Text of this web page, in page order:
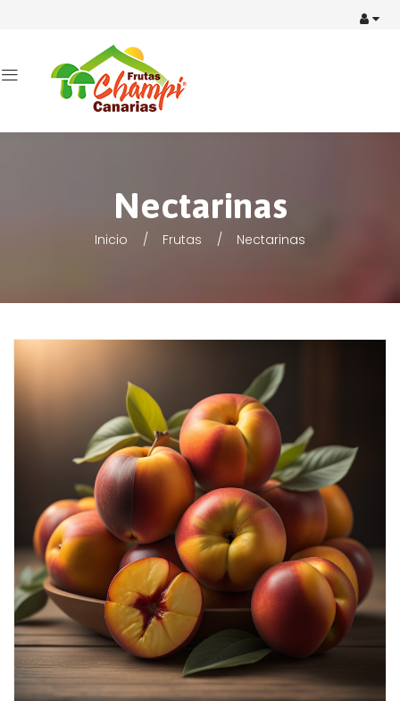
Nectarinas
Inicio Frutas Nectarinas